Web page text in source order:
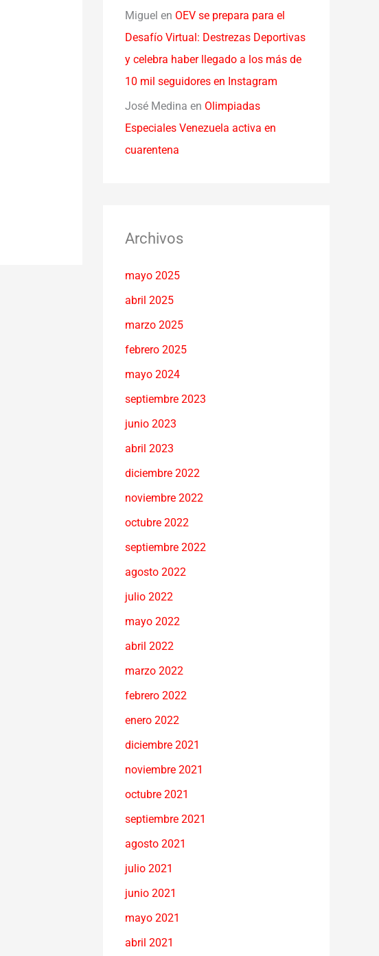
Miguel en OEV se prepara para el
Desafío Virtual: Destrezas Deportivas
y celebra haber llegado a los más de
10 mil seguidores en Instagram
José Medina en Olimpiadas
Especiales Venezuela activa en
cuarentena
Archivos
mayo 2025
abril 2025
marzo 2025
febrero 2025
mayo 2024
septiembre 2023
junio 2023
abril 2023
diciembre 2022
noviembre 2022
octubre 2022
septiembre 2022
agosto 2022
julio 2022
mayo 2022
abril 2022
marzo 2022
febrero 2022
enero 2022
diciembre 2021
noviembre 2021
octubre 2021
septiembre 2021
agosto 2021
julio 2021
junio 2021
mayo 2021
abril 2021